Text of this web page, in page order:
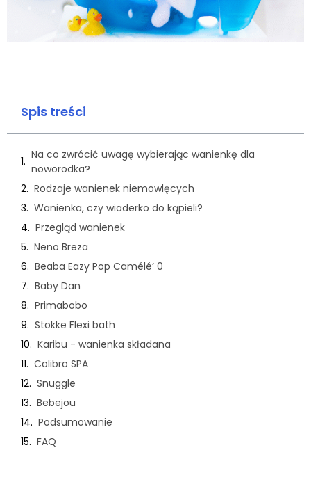
Spis treści
Na co zwrócić uwagę wybierając wanienkę dla
noworodka?
Rodzaje wanienek niemowlęcych
Wanienka, czy wiaderko do kąpieli?
Przegląd wanienek
Neno Breza
Beaba Eazy Pop Camélé’ 0
Baby Dan
Primabobo
Stokke Flexi bath
Karibu - wanienka składana
Colibro SPA
Snuggle
Bebejou
Podsumowanie
FAQ